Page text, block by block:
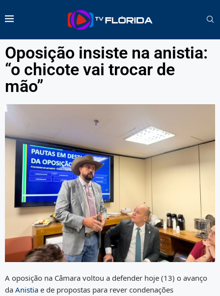
Oposição insiste na anistia:
“o chicote vai trocar de
mão”
A oposição na Câmara voltou a defender hoje (13) o avanço
da Anistia e de propostas para rever condenações